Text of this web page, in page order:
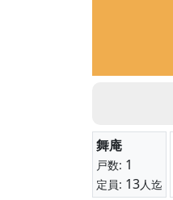
舞庵
戸数: 1
定員: 13人迄